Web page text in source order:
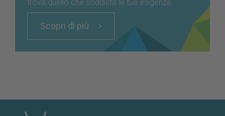
trova quello che soddisfa le tue esigenze
Scopri di più